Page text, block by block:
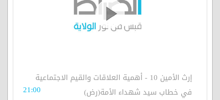
إرث الأمين 10 - أهمية العلاقات والقيم الاجتماعية
في خطاب سيد شهداء الأمة(رض)
21:00